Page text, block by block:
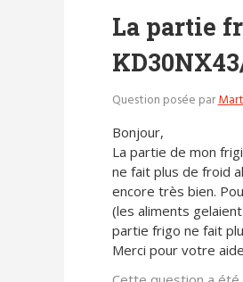
La partie
Question posée par
Bonjour,
La partie de mon
ne fait plus de froid
encore très bien.
(les aliments
partie frigo ne fait
Merci pour votre aide